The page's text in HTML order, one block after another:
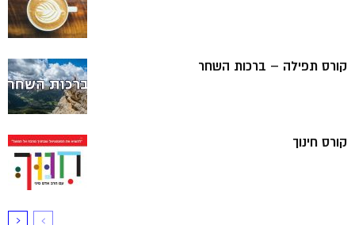
קורס תפילה – ברכות השחר
קורס חינוך